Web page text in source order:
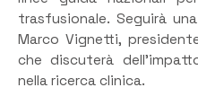
trasfusionale. Seguirà
Marco Vignetti,
che discuterà
nella ricerca clinica.